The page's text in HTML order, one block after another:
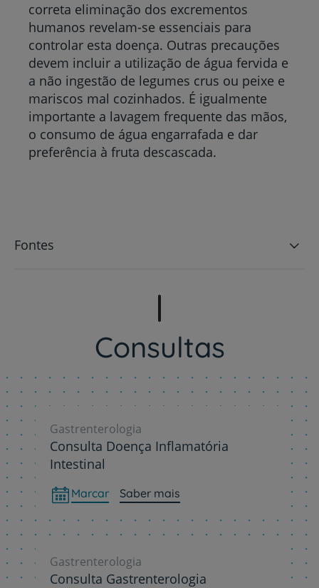
correta eliminação dos excrementos
humanos revelam-se essenciais para
controlar esta doença. Outras precauções
devem incluir a utilização de água fervida e
a não ingestão de legumes crus ou peixe e
mariscos mal cozinhados. É igualmente
importante a lavagem frequente das mãos,
o consumo de água engarrafada e dar
preferência à fruta descascada.
Fontes
Consultas
Gastrenterologia
Consulta Doença Inflamatória
Intestinal
Marcar Saber mais
Gastrenterologia
Consulta Gastrenterologia